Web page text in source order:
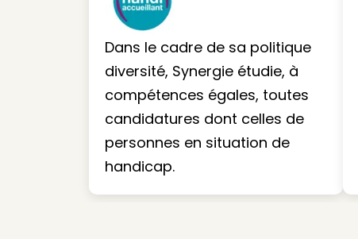
Dans le cadre de sa politique
diversité, Synergie étudie, à
compétences égales, toutes
candidatures dont celles de
personnes en situation de
handicap.